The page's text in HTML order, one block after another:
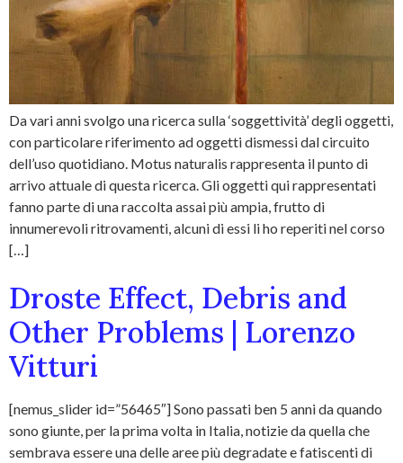
Da vari anni svolgo una ricerca sulla ‘soggettività’ degli oggetti,
con particolare riferimento ad oggetti dismessi dal circuito
dell’uso quotidiano. Motus naturalis rappresenta il punto di
arrivo attuale di questa ricerca. Gli oggetti qui rappresentati
fanno parte di una raccolta assai più ampia, frutto di
innumerevoli ritrovamenti, alcuni di essi li ho reperiti nel corso
[…]
Droste Effect, Debris and
Other Problems | Lorenzo
Vitturi
[nemus_slider id=”56465″] Sono passati ben 5 anni da quando
sono giunte, per la prima volta in Italia, notizie da quella che
sembrava essere una delle aree più degradate e fatiscenti di